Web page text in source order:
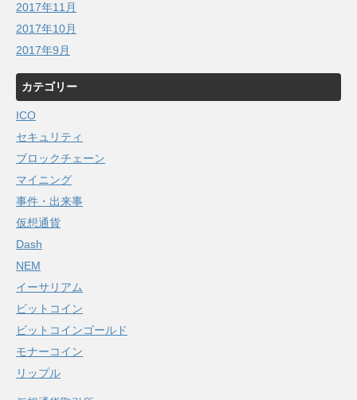
2017年11月
2017年10月
2017年9月
カテゴリー
ICO
セキュリティ
ブロックチェーン
マイニング
事件・出来事
仮想通貨
Dash
NEM
イーサリアム
ビットコイン
ビットコインゴールド
モナーコイン
リップル